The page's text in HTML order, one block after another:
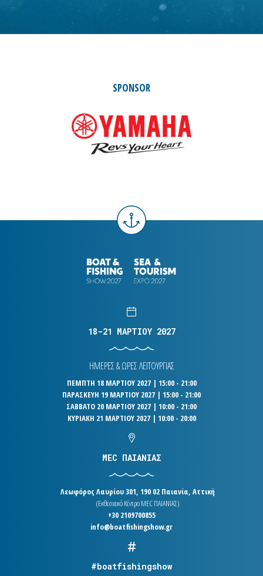
SPONSOR
18-21 ΜΑΡΤΙΟΥ 2027
ΗΜΕΡΕΣ & ΩΡΕΣ ΛΕΙΤΟΥΡΓΙΑΣ
ΠΕΜΠΤΗ 18 ΜΑΡΤΙΟΥ 2027 | 15:00 - 21:00
ΠΑΡΑΣΚΕΥΗ 19 ΜΑΡΤΙΟΥ 2027 | 15:00 - 21:00
ΣΑΒΒΑΤΟ 20 ΜΑΡΤΙΟΥ 2027 | 10:00 - 21:00
ΚΥΡΙΑΚΗ 21 ΜΑΡΤΙΟΥ 2027 | 10:00 - 20:00
MEC ΠΑΙΑΝΙΑΣ
Λεωφόρος Λαυρίου 301, 190 02 Παιανία, Αττική
(Εκθεσιακό Κέντρο MEC ΠΑΙΑΝΙΑΣ)
+30 2109700855
info@boatfishingshow.gr
#boatfishingshow